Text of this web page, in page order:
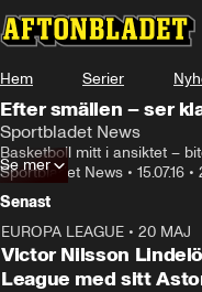
Hem Serier
Efter smällen – ser
Sportbladet News
Basketboll mitt i ansiktet –
Sportbladet News • 15.07.16 •
Se mer
Senast
EUROPA LEAGUE • 20 MAJ
Victor Nilsson
League med sitt